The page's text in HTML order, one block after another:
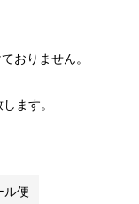
おりません。
ます。
ル便